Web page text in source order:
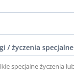
/ życzenia specjalne